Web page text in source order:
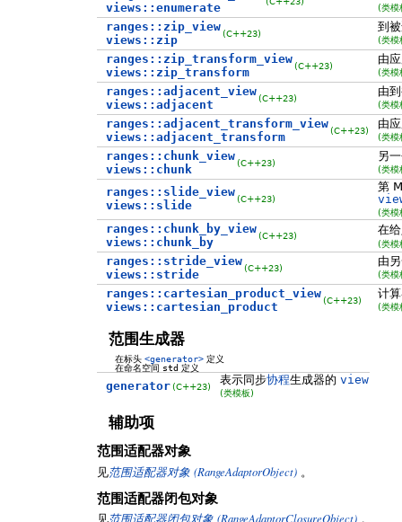
views::enumerate
(类模
ranges::zip_view
views::zip
(C++23)
到
(类模
ranges::zip_transform_view
views::zip_transform
(C++23)
由
(类模
ranges::adjacent_view
views::adjacent
(C++23)
由
(类模
ranges::adjacent_transform_view
views::adjacent_transform
(C++23)
由
(类模
ranges::chunk_view
views::chunk
(C++23)
另
(类模
ranges::slide_view
views::slide
(C++23)
第
(类模
ranges::chunk_by_view
views::chunk_by
(C++23) 在
(类模
ranges::stride_view
views::stride
(C++23)
由
(类模
ranges::cartesian_product_view
views::cartesian_product
(C++23)
计
(类模
范围生成器
在标头<generator> 定义
在命名空间 std 定义
generator (C++23) 表示同步协程生成器的 view
(类模板)
辅助项
范围适配器对象
见范围适配器对象 (RangeAdaptorObject) 。
范围适配器闭包对象
见范围适配器闭包对象 (RangeAdaptorClosureObject) 。